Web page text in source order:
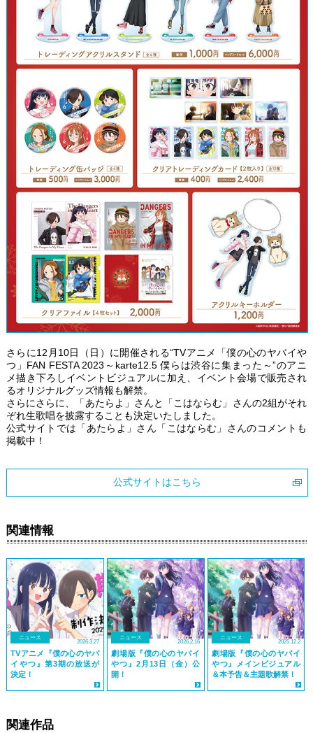
さらに12月10日（日）に開催される“TVアニメ「僕の心のヤバイや
つ」FAN FESTA 2023～karte12.5 僕らは渋谷に集まった～”のアニ
メ描き下ろしイベントビジュアルに加え、イベント会場で販売され
るオリジナルグッズ情報も解禁。
さらにさらに、「あたらよ」さんと「こはならむ」さんの2組がそれ
ぞれ生歌唱を披露することも決定いたしました。
公式サイトでは「あたらよ」さん「こはならむ」さんのコメントも
掲載中！
公式サイトはこちら
関連情報
ニュース
2026.3.27
TVアニメ『僕の心のヤバ
イやつ』第3期の放送が
決定！
ニュース
2026.2.16
劇場版『僕の心のヤバイ
やつ』2月13日（金）公
開！
ニュース
2025.12.2
劇場版『僕の心のヤバイ
やつ』メインビジュアル
＆本予告＆主題歌解禁！
関連作品